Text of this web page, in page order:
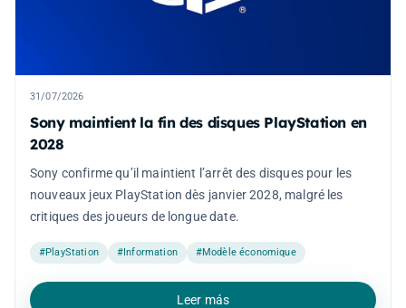
31/07/2026
Sony maintient la fin des disques PlayStation en
2028
Sony confirme qu’il maintient l’arrêt des disques pour les
nouveaux jeux PlayStation dès janvier 2028, malgré les
critiques des joueurs de longue date.
#PlayStation #Information #Modèle économique
Leer más